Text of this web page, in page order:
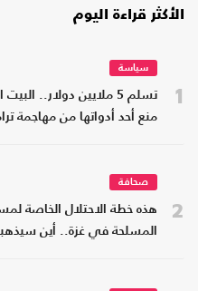
الأكثر قراءة اليوم
1
سياسة
تسلم 5 ملايين دولار..
منع أحد أدواتها من مهاجمة
2
صحافة
هذه خطة الاحتلال الخاصة
المسلحة في غزة.. أين